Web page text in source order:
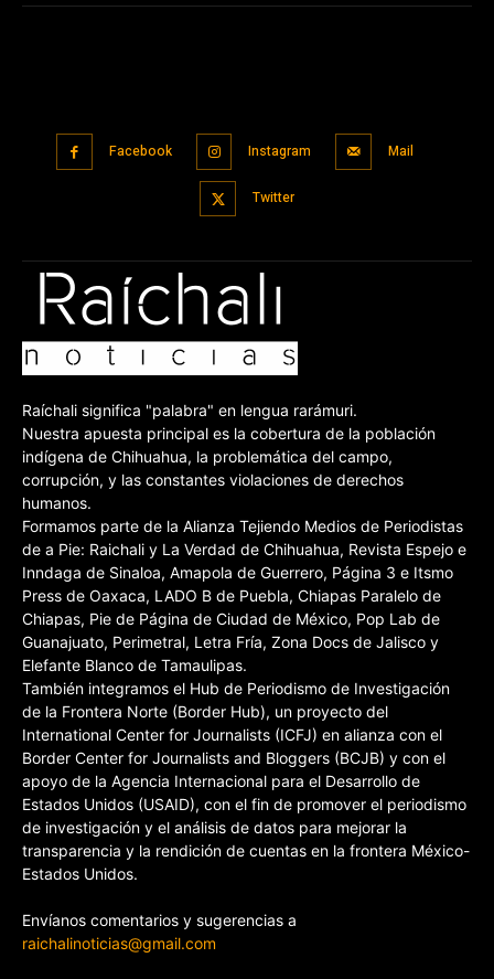
Facebook Instagram Mail
Twitter
Raíchali significa "palabra" en lengua rarámuri.
Nuestra apuesta principal es la cobertura de la población
indígena de Chihuahua, la problemática del campo,
corrupción, y las constantes violaciones de derechos
humanos.
Formamos parte de la Alianza Tejiendo Medios de Periodistas
de a Pie: Raichali y La Verdad de Chihuahua, Revista Espejo e
Inndaga de Sinaloa, Amapola de Guerrero, Página 3 e Itsmo
Press de Oaxaca, LADO B de Puebla, Chiapas Paralelo de
Chiapas, Pie de Página de Ciudad de México, Pop Lab de
Guanajuato, Perimetral, Letra Fría, Zona Docs de Jalisco y
Elefante Blanco de Tamaulipas.
También integramos el Hub de Periodismo de Investigación
de la Frontera Norte (Border Hub), un proyecto del
International Center for Journalists (ICFJ) en alianza con el
Border Center for Journalists and Bloggers (BCJB) y con el
apoyo de la Agencia Internacional para el Desarrollo de
Estados Unidos (USAID), con el fin de promover el periodismo
de investigación y el análisis de datos para mejorar la
transparencia y la rendición de cuentas en la frontera México-
Estados Unidos.
Envíanos comentarios y sugerencias a
raichalinoticias@gmail.com